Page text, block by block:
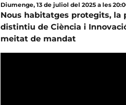
Diumenge, 13 de juliol del 2025 a les
Nous habitatges protegits, la
distintiu de Ciència i
meitat de mandat